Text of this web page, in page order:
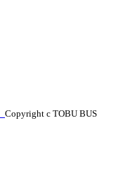
Copyright c TOBU BUS